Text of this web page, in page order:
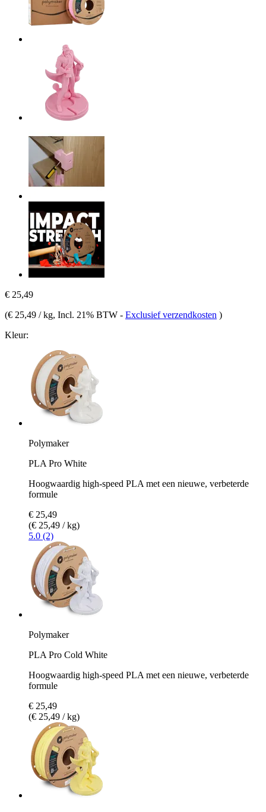
€ 25,49
(€ 25,49 / kg, Incl. 21% BTW - Exclusief verzendkosten )
Kleur:
Polymaker
PLA Pro White
Hoogwaardig high-speed PLA met een nieuwe, verbeterde
formule
€ 25,49
(€ 25,49 / kg)
5.0 (2)
Polymaker
PLA Pro Cold White
Hoogwaardig high-speed PLA met een nieuwe, verbeterde
formule
€ 25,49
(€ 25,49 / kg)